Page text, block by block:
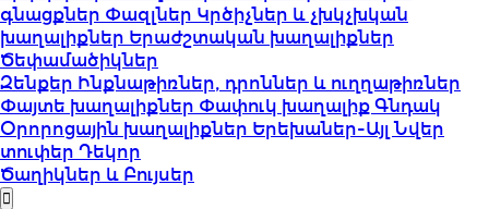
գնացքներ Փազլներ Կրծիչներ և չխկչխկան
խաղալիքներ Երաժշտական խաղալիքներ
Ծեփամածիկներ
Զենքեր Ինքնաթիռներ, դրոններ և ուղղաթիռներ
Փայտե խաղալիքներ Փափուկ խաղալիքԳնդակ
Օրորոցային խաղալիքներ Երեխաներ-ԱյլՆվեր
տուփեր Դեկոր
Ծաղիկներ և Բույսեր